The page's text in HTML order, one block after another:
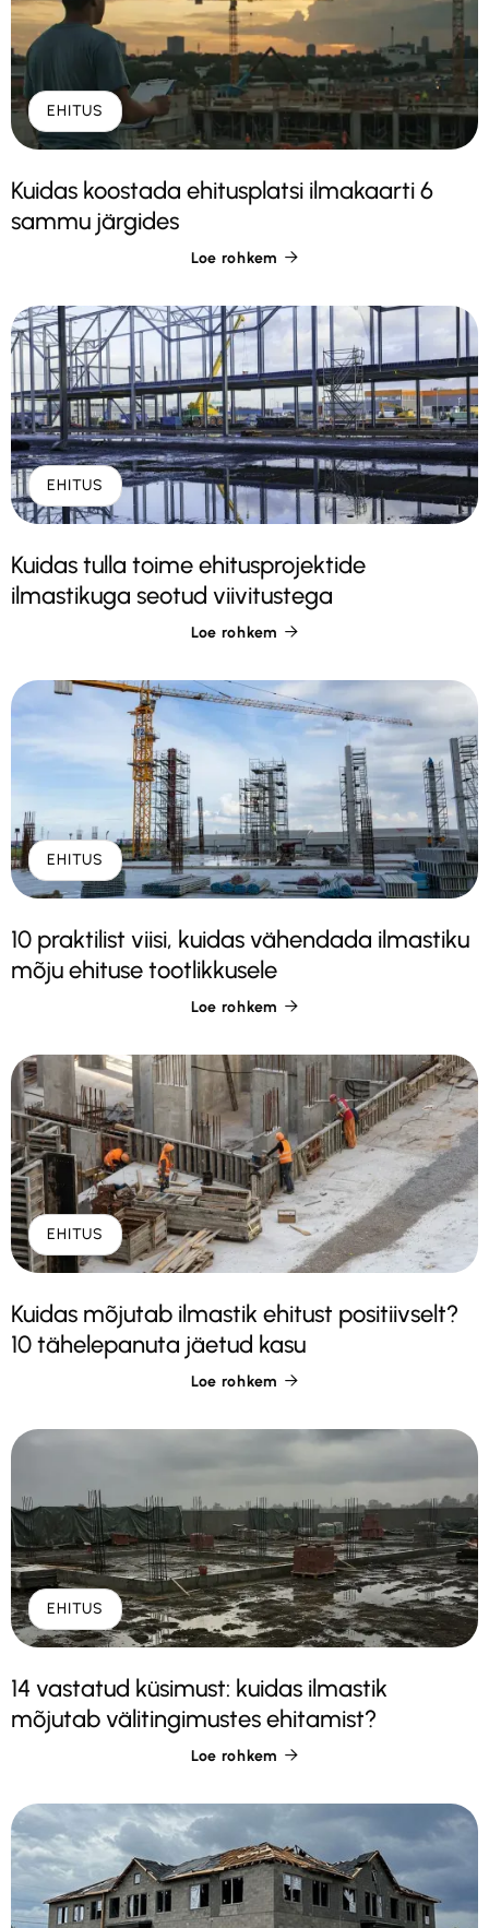
EHITUS
Kuidas koostada ehitusplatsi ilmakaarti 6
sammu järgides
Loe rohkem 
EHITUS
Kuidas tulla toime ehitusprojektide
ilmastikuga seotud viivitustega
Loe rohkem 
EHITUS
10 praktilist viisi, kuidas vähendada ilmastiku
mõju ehituse tootlikkusele
Loe rohkem 
EHITUS
Kuidas mõjutab ilmastik ehitust positiivselt?
10 tähelepanuta jäetud kasu
Loe rohkem 
EHITUS
14 vastatud küsimust: kuidas ilmastik
mõjutab välitingimustes ehitamist?
Loe rohkem 